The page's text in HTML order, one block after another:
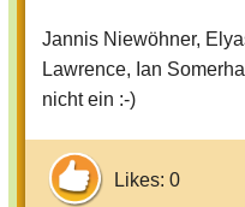
Jannis Niewöhner,
Lawrence, Ian
nicht ein :-)
Likes: 0